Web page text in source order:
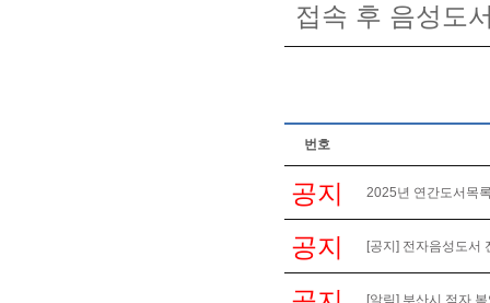
접속 후 음성도
번호
공지 2025년 연간도서목
공지 [공지] 전자음성도서
[알림] 부산시 점자